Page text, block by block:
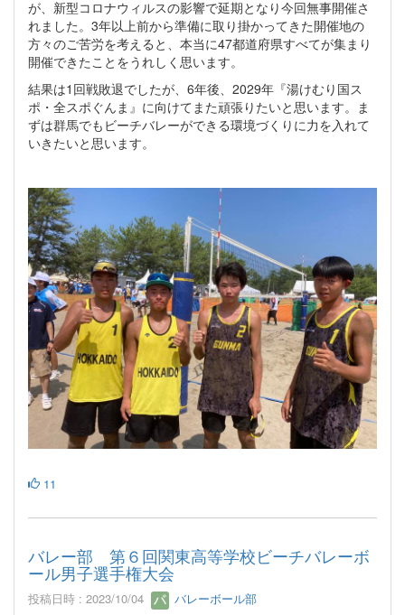
が、新型コロナウィルスの影響で延期となり今回無事開催さ
れました。3年以上前から準備に取り掛かってきた開催地の
方々のご苦労を考えると、本当に47都道府県すべてが集まり
開催できたことをうれしく思います。
結果は1回戦敗退でしたが、6年後、2029年『湯けむり国ス
ポ・全スポぐんま』に向けてまた頑張りたいと思います。ま
ずは群馬でもビーチバレーができる環境づくりに力を入れて
いきたいと思います。
11
バレー部 第６回関東高等学校ビーチバレーボ
ール男子選手権大会
投稿日時 : 2023/10/04 バレーボール部